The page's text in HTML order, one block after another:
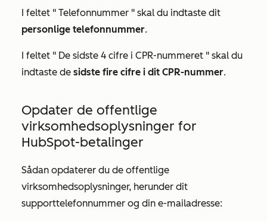
I feltet " Telefonnummer " skal du indtaste dit
personlige telefonnummer.
I feltet " De sidste 4 cifre i CPR-nummeret " skal du
indtaste de sidste fire cifre i dit CPR-nummer.
Opdater de offentlige
virksomhedsoplysninger for
HubSpot-betalinger
Sådan opdaterer du de offentlige
virksomhedsoplysninger, herunder dit
supporttelefonnummer og din e-mailadresse: